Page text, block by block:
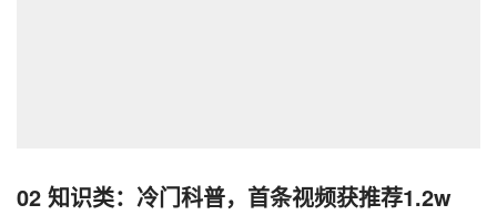
02 知识类：冷门科普，首条视频获推荐1.2w